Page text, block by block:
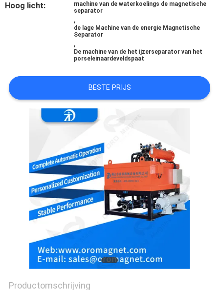
PRIVACY
Hoog licht:
machine van de waterkoelings de magnetische
separator
,
de lage Machine van de energie Magnetische
Separator
,
De machine van de het ijzerseparator van het
porseleinaardeveldspaat
BESTE PRIJS
Productomschrijving